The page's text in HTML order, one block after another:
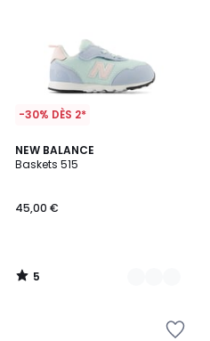
-30% DÈS 2*
NEW BALANCE
Baskets 515
45,00 €
5
/
2
Couleurs
5
/